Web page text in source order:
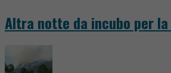
Altra notte da incubo per